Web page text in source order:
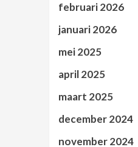
februari 2026
januari 2026
mei 2025
april 2025
maart 2025
december 2024
november 2024